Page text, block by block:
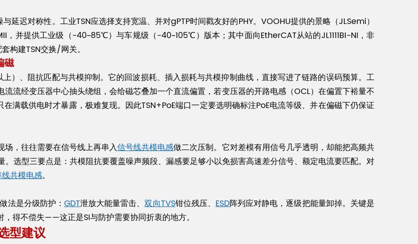
延迟对称性。工业TSN应选择支持宽温、并对gPTP时间戳友好的PHY。VOOHU提供的景略（JLSemi）
，并提供工业级（-40~85℃）与车规级（-40~105℃）版本；其中面向EtherCAT从站的JL1111BI-NI，非
构建TSN交换/网关。
磁
）、阻抗匹配与共模抑制。它的回波损耗、插入损耗与共模抑制曲线，直接写进了链路的误码预算。工
流流经变压器中心抽头绕组，会给磁芯叠加一个直流偏置，若变压器的开路电感（OCL）在偏置下裕量不
载供电时才暴露，极难复现。因此TSN+PoE端口一定要选明确标注PoE电流等级、并在偏磁下仍保证
场，往往需要在信号线上再串入信号线共模电感做二次压制。它对差模有用信号几乎透明，却能把高频共
选型三要点是：共模阻抗要覆盖噪声频段、漏感要足够小以免损害高速差分信号、额定电流要匹配。对
共模电感。
法是分级防护： GDT泄放大能量雷击、双向TVS钳位残压、 ESD阵列应对静电，逐级把能量卸掉。关键是
得不偿失——这正是SI与防护需要协同折衷的地方。
型建议